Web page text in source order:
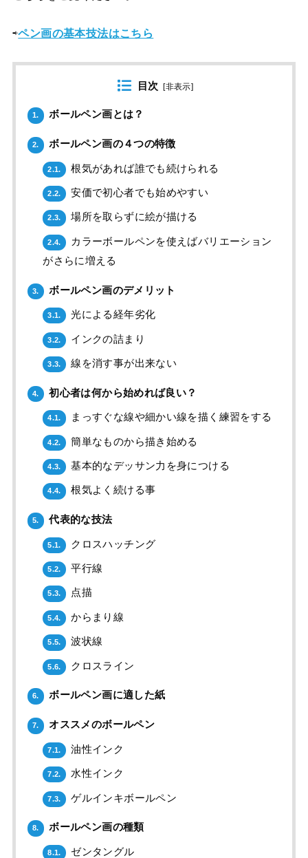
⇨ペン画の基本技法はこちら
目次 [非表示]
1. ボールペン画とは？
2. ボールペン画の４つの特徴
2.1. 根気があれば誰でも続けられる
2.2. 安価で初心者でも始めやすい
2.3. 場所を取らずに絵が描ける
2.4.
カラーボールペンを使えばバリエーション
がさらに増える
3. ボールペン画のデメリット
3.1. 光による経年劣化
3.2. インクの詰まり
3.3. 線を消す事が出来ない
4. 初心者は何から始めれば良い？
4.1. まっすぐな線や細かい線を描く練習をする
4.2. 簡単なものから描き始める
4.3. 基本的なデッサン力を身につける
4.4. 根気よく続ける事
5. 代表的な技法
5.1. クロスハッチング
5.2. 平行線
5.3. 点描
5.4. からまり線
5.5. 波状線
5.6. クロスライン
6. ボールペン画に適した紙
7. オススメのボールペン
7.1. 油性インク
7.2. 水性インク
7.3. ゲルインキボールペン
8. ボールペン画の種類
8.1. ゼンタングル